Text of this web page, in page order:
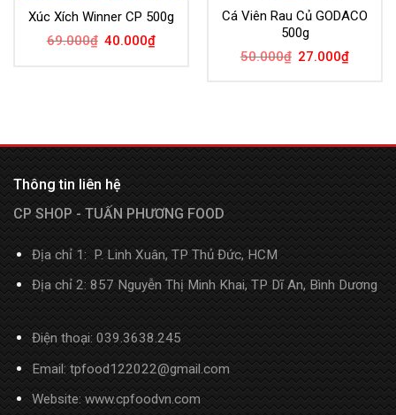
Xúc Xích Winner CP 500g
69.000₫ 40.000₫
Cá Viên Rau Củ GODACO
500g
50.000₫ 27.000₫
Thông tin liên hệ
CP SHOP - TUẤN PHƯƠNG FOOD
Địa chỉ 1: P. Linh Xuân, TP Thủ Đức, HCM
Địa chỉ 2: 857 Nguyễn Thị Minh Khai, TP Dĩ An, Bình Dương
Điện thoại:039.3638.245
Email: tpfood122022@gmail.com
Website: www.cpfoodvn.com